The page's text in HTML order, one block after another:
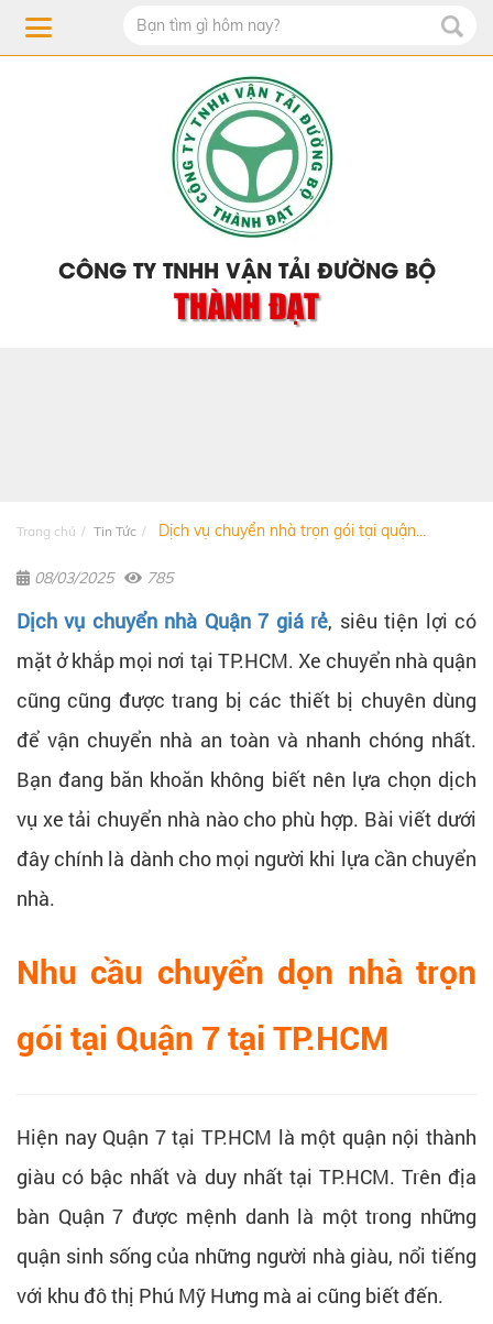
CÔNG TY TNHH VẬN TẢI ĐƯỜNG BỘ
THÀNH ĐẠT
Trang chủ Tin Tức Dịch vụ chuyển nhà trọn gói tại quận...
08/03/2025 785
Dịch vụ chuyển nhà Quận 7 giá rẻ, siêu tiện lợi có
mặt ở khắp mọi nơi tại TP.HCM. Xe chuyển nhà quận
cũng cũng được trang bị các thiết bị chuyên dùng
để vận chuyển nhà an toàn và nhanh chóng nhất.
Bạn đang băn khoăn không biết nên lựa chọn dịch
vụ xe tải chuyển nhà nào cho phù hợp. Bài viết dưới
đây chính là dành cho mọi người khi lựa cần chuyển
nhà.
Nhu cầu chuyển dọn nhà trọn
gói tại Quận 7 tại TP.HCM
Hiện nay Quận 7 tại TP.HCM là một quận nội thành
giàu có bậc nhất và duy nhất tại TP.HCM. Trên địa
bàn Quận 7 được mệnh danh là một trong những
quận sinh sống của những người nhà giàu, nổi tiếng
với khu đô thị Phú Mỹ Hưng mà ai cũng biết đến.